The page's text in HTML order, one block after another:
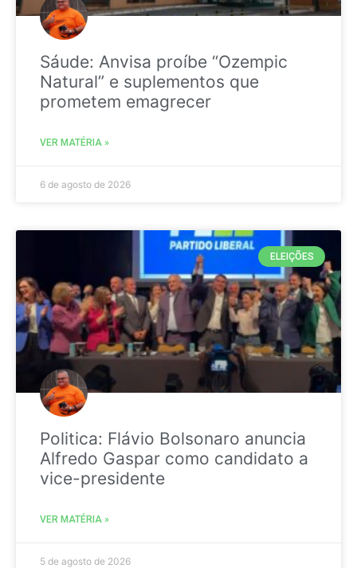
Sáude: Anvisa proíbe “Ozempic
Natural” e suplementos que
prometem emagrecer
VER MATÉRIA »
6 de agosto de 2026
ELEIÇÕES
Politica: Flávio Bolsonaro anuncia
Alfredo Gaspar como candidato a
vice-presidente
VER MATÉRIA »
5 de agosto de 2026